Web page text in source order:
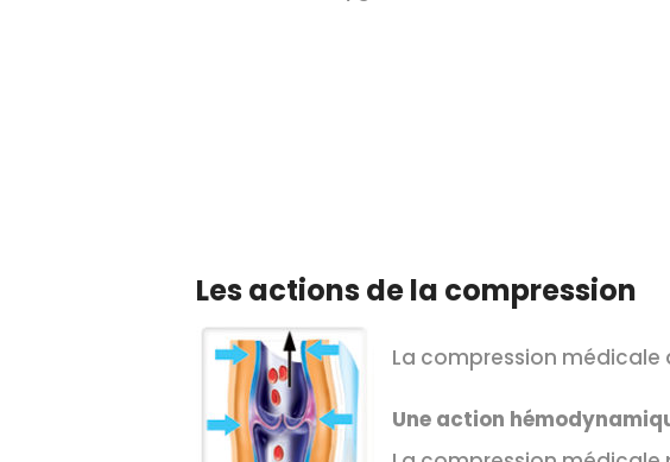
Les actions de la compression
La compression
Une action